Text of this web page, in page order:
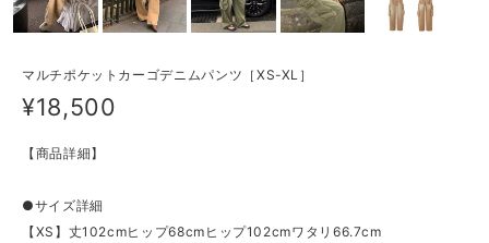
マルチポケットカーゴデニムパンツ［XS-XL］
¥18,500
【商品詳細】
●サイズ詳細
【XS】丈102cmヒップ68cmヒップ102cmワタリ66.7cm